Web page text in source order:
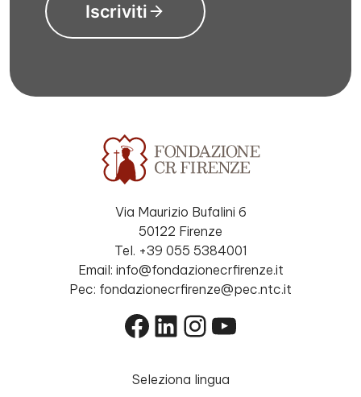
Iscriviti
Via Maurizio Bufalini 6
50122 Firenze
Tel. +39 055 5384001
Email: info@fondazionecrfirenze.it
Pec: fondazionecrfirenze@pec.ntc.it
Facebook
LinkedIn
Instagram
YouTube
Seleziona lingua